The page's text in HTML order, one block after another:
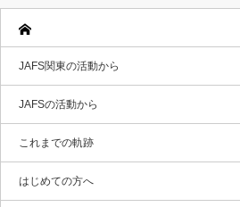
JAFS関東の活動から
JAFSの活動から
これまでの軌跡
はじめての方へ